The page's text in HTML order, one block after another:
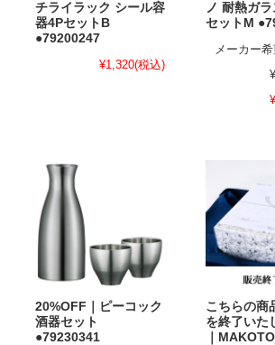
チライラック シール容
器4PセットB
●79200247
¥1,320(税込)
ノ 耐熱ガ
セットM
メーカー
20%OFF｜ピーコック
酒器セット
●79230341
こちらの商
を終了いた
｜